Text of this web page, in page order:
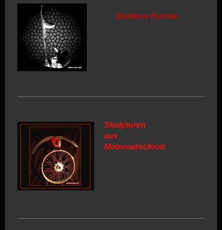
Brotlose Künste
Skulpturen
aus
Motorradschrott